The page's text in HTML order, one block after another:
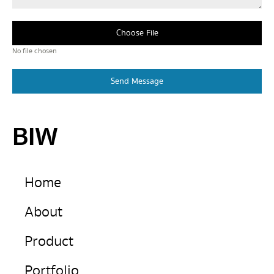
Choose File
No file chosen
Send Message
BIW
Home
About
Product